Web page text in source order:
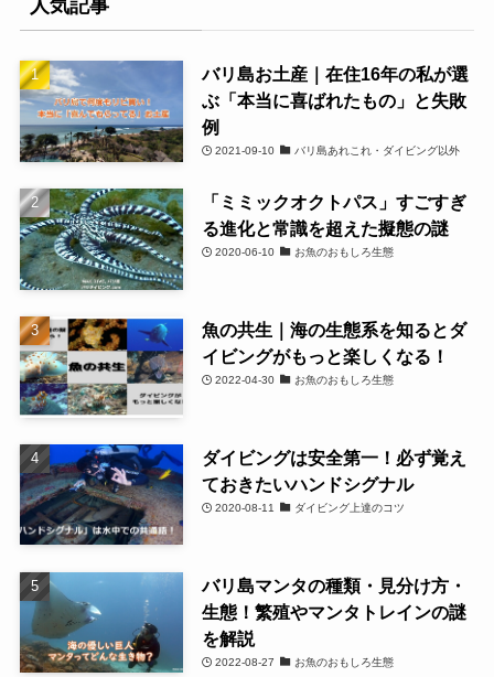
人気記事
バリ島お土産｜在住16年の私が選
ぶ「本当に喜ばれたもの」と失敗
例
2021-09-10 バリ島あれこれ・ダイビング以外
「ミミックオクトパス」すごすぎ
る進化と常識を超えた擬態の謎
2020-06-10 お魚のおもしろ生態
魚の共生｜海の生態系を知るとダ
イビングがもっと楽しくなる！
2022-04-30 お魚のおもしろ生態
ダイビングは安全第一！必ず覚え
ておきたいハンドシグナル
2020-08-11 ダイビング上達のコツ
バリ島マンタの種類・見分け方・
生態！繁殖やマンタトレインの謎
を解説
2022-08-27 お魚のおもしろ生態